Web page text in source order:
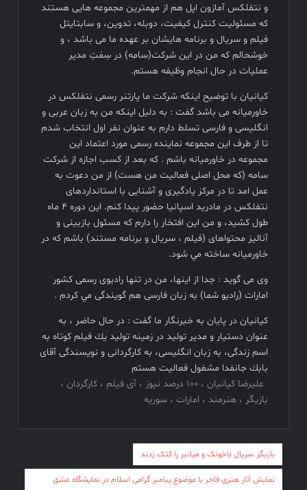
و نتفلكس آمازون اپل هم از مهمترين مجموعه هايى هستند
كه مسئوليت كنترل كيفيت، دوبله، تدوين، و سابتايتل
فيلم و سريال و برنامه هایشان بر عهده ما می باشد ، و
خوشحالم كه من در اين شركت(سامه) در سِمَتِ مدير
عمليات در حال انجام وظيفه هستم.
کیانیان با توضیح اینکه شركت ما پارتنر رسمى نتفلكس در
خاورميانه می باشد گفت : به دليل اینکه من به زبان عربى و
انگليسى و فارسى تسلط دارم به عنوان نفر اول انتخاب شدم
تا از طرف اين مجموعه نماينده رسمى مورد اعتماد اين
مجموعه در خاورميانه باشم . که بعد از كسب اجازه از شركت
سامه (كه محل اصلى فعاليت من هست) از من دعوت به
عمل امد تا در مركز يادگيرى و آشنايى با استانداردهاى
نتفلكس در مادريد اسپانيا حضور پيدا كنم. اين دوره ٤ ماه
طول كشيد، و من اين افتخار را دارم كه مسئول بازبينى و
آناليز محتواهاى (فيلم ، سريال و برنامه مستند) باشم كه در
خاورميانه ساخته مي شود.
وی می گوید : جدا از اينها، من در تنها راديوى رسمى كشور
امارات (راديو شما) به زبان فارسى هم گويندگى مي كردم .
کیانیان در پایان به خبرنگار ما گفت : در حال حاضر ، به
عنوان دستیار و مدیر تولید در زمینه تولید يك فيلم كوتاه به
اسم زندگى، به زبان انگليسى، به كارگردانى و نويسندگى آقاى
بابك جانفدا مشغول فعالیت هستم
علیرضا کیانیان ، ۱۰۰ درصد نیوز ، آی فیلم ، کارگردان ،
بازیگر ، هنرمند ، امارات ، سوریه
راهبری
نوشته
بازیگر سریال ناخونک‌ و میانبر را کتک زدند
نمایش آثار هنری فاخر با موضوع پیامبر گرامی اسلام در نمایشگاه عشق